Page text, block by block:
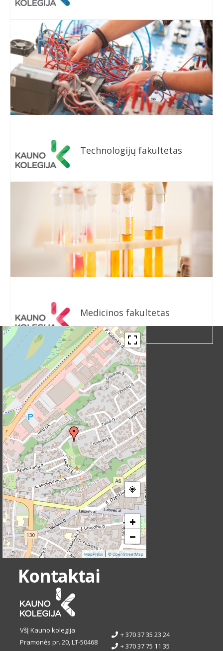
Technologijų fakultetas
Medicinos fakultetas
+
−
MapPress|© OpenStreetMap
Kontaktai
VšĮ Kauno kolegija
Pramonės pr. 20, LT-50468
+ 370 37 35 23 24
+ 370 37 75 11 35